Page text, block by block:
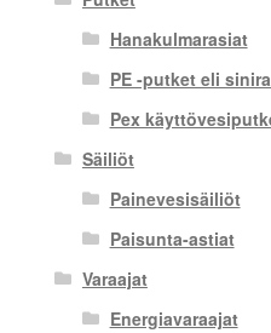
Hanakulmarasiat
PE -putket eli
Pex
Säiliöt
Painevesisäiliöt
Paisunta-astiat
Varaajat
Energiavaraajat